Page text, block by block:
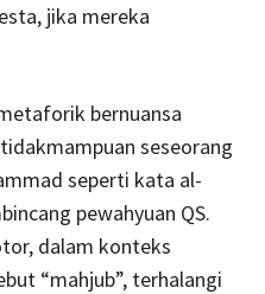
jika mereka
bernuansa
seseorang
seperti kata al-
pewahyuan QS.
dalam konteks
“mahjub”, terhalangi